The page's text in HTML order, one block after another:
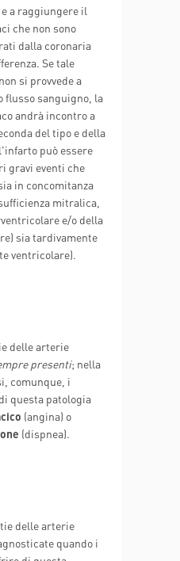
a raggiungere il
che non sono
dalla coronaria
Se tale
si provvede a
sanguigno, la
andrà incontro a
del tipo e della
può essere
gravi eventi che
in concomitanza
mitralica,
e/o della
sia tardivamente
ventricolare).
delle arterie
presenti; nella
comunque, i
questa patologia
(angina) o
(dispnea).
delle arterie
quando i